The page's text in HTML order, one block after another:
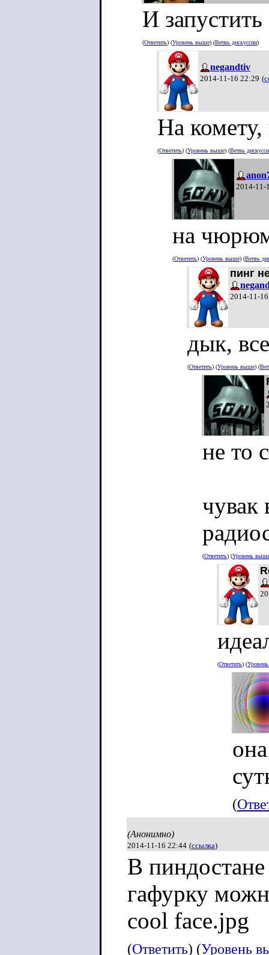
И
(Ответить) (Уровень выше) (Ветвь дискуссии)
negandtiv
2014-11-16 22:29 (
На
(Ответить) (Уровень выше) (Ветвь
2014-11-
на
(Ответить) (Уровень выше) (Ветвь
пинг
2014-11-
дык,
(Ответить) (Уровень выше) (
не то
чувак
(Ответить) (Уровень выше
(Ответить) (
(
(Анонимно)
2014-11-16 22:44 (ссылка)
В
гафурку
cool face.jpg
(Ответить) (Уровень